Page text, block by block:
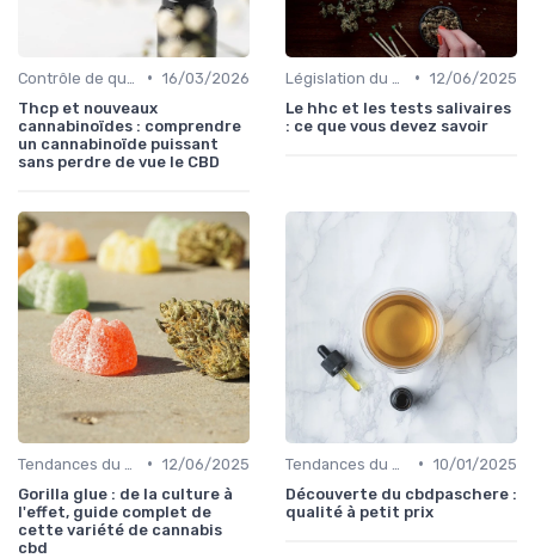
• 16/03/2026
Thcp et nouveaux
cannabinoïdes : comprendre
un cannabinoïde puissant
sans perdre de vue le CBD
• 12/06/2025
Le hhc et les tests salivaires
: ce que vous devez savoir
• 12/06/2025
Gorilla glue : de la culture à
l'effet, guide complet de
cette variété de cannabis
cbd
• 10/01/2025
Découverte du cbdpaschere :
qualité à petit prix